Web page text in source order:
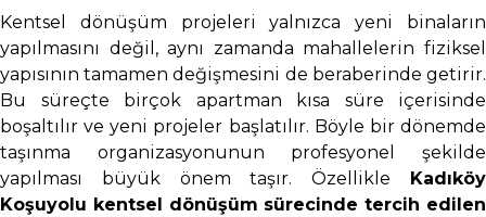
Kentsel dönüşüm projeleri yalnızca yeni binaların
yapılmasını değil, aynı zamanda mahallelerin fiziksel
yapısının tamamen değişmesini de beraberinde getirir.
Bu süreçte birçok apartman kısa süre içerisinde
boşaltılır ve yeni projeler başlatılır. Böyle bir dönemde
taşınma organizasyonunun profesyonel şekilde
yapılması büyük önem taşır. Özellikle
Kadıköy
Koşuyolu kentsel dönüşüm sürecinde tercih edilen